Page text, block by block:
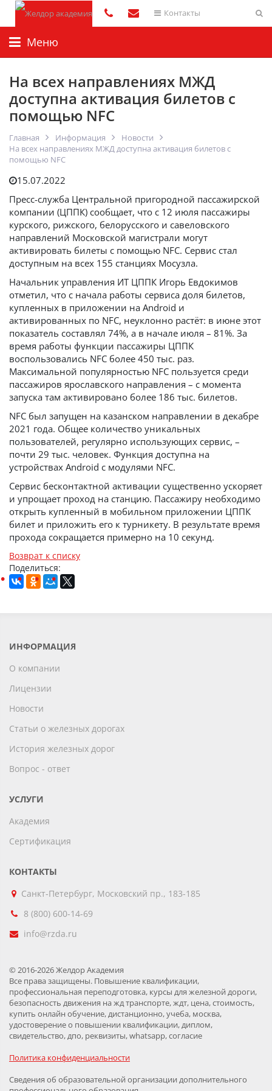
Контакты
Меню
На всех направлениях МЖД
доступна активация билетов с
помощью NFC
Главная Информация
Новости
На всех направлениях МЖД доступна активация билетов с
помощью NFC
15.07.2022
Пресс-служба Центральной пригородной пассажирской
компании (ЦППК) сообщает, что с 12 июля пассажиры
курского, рижского, белорусского и савеловского
направлений Московской магистрали могут
активировать билеты с помощью NFC. Сервис стал
доступным на всех 155 станциях Мосузла.
Начальник управления ИТ ЦППК Игорь Евдокимов
отметил, что с начала работы сервиса доля билетов,
купленных в приложении на Android и
активированных по NFC, неуклонно растёт: в июне этот
показатель составлял 74%, а в начале июля – 81%. За
время работы функции пассажиры ЦППК
воспользовались NFC более 450 тыс. раз.
Максимальной популярностью NFC пользуется среди
пассажиров ярославского направления – с момента
запуска там активировано более 186 тыс. билетов.
NFC был запущен на казанском направлении в декабре
2021 года. Общее количество уникальных
пользователей, регулярно использующих сервис, –
почти 29 тыс. человек. Функция доступна на
устройствах Android с модулями NFC.
Сервис бесконтактной активации существенно ускоряет
и упрощает проход на станцию. Пассажиру необходимо
открыть купленный в мобильном приложении ЦППК
билет и приложить его к турникету. В результате время
прохода сокращается примерно на 10 секунд.
Возврат к списку
Поделиться:
ИНФОРМАЦИЯ
О компании
Лицензии
Новости
Статьи о железных дорогах
История железных дорог
Вопрос - ответ
УСЛУГИ
Академия
Сертификация
КОНТАКТЫ
Санкт-Петербург, Московский пр., 183-185
8 (800) 600-14-69
info@rzda.ru
© 2016-2026 Желдор Академия
Все права защищены. Повышение квалификации,
профессиональная переподготовка, курсы для железной дороги,
безопасность движения на жд транспорте, ждт, цена, стоимость,
купить онлайн обучение, дистанционно, учеба, москва,
удостоверение о повышении квалификации, диплом,
свидетельство, дпо, реквизиты, whatsapp, согласие
Политика конфиденциальности
Сведения об образовательной организации дополнительного